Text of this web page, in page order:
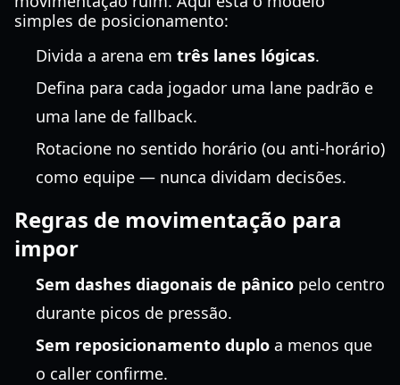
simples de posicionamento:
Divida a arena em três lanes lógicas.
Defina para cada jogador uma lane padrão e
uma lane de fallback.
Rotacione no sentido horário (ou anti-horário)
como equipe — nunca dividam decisões.
Regras de movimentação para
impor
Sem dashes diagonais de pânico pelo centro
durante picos de pressão.
Sem reposicionamento duplo a menos que
o caller confirme.